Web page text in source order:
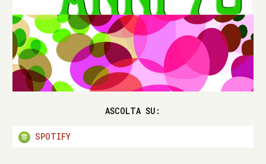
ASCOLTA SU:
SPOTIFY